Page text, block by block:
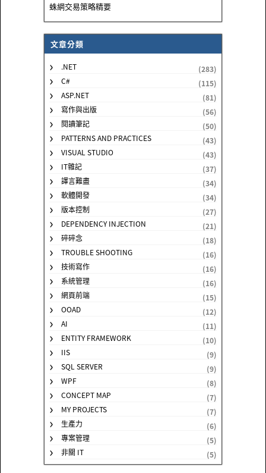
蛛網交易策略精要
文章分類
.NET
(283)
C#
(115)
ASP.NET
(81)
寫作與出版
(56)
閱讀筆記
(50)
PATTERNS AND PRACTICES
(43)
VISUAL STUDIO
(43)
IT雜記
(37)
譯言難盡
(34)
軟體開發
(34)
版本控制
(27)
DEPENDENCY INJECTION
(21)
碎碎念
(18)
TROUBLE SHOOTING
(16)
技術寫作
(16)
系統管理
(16)
網頁前端
(15)
OOAD
(12)
AI
(11)
ENTITY FRAMEWORK
(10)
IIS
(9)
SQL SERVER
(9)
WPF
(8)
CONCEPT MAP
(7)
MY PROJECTS
(7)
生產力
(6)
專案管理
(5)
非關 IT
(5)